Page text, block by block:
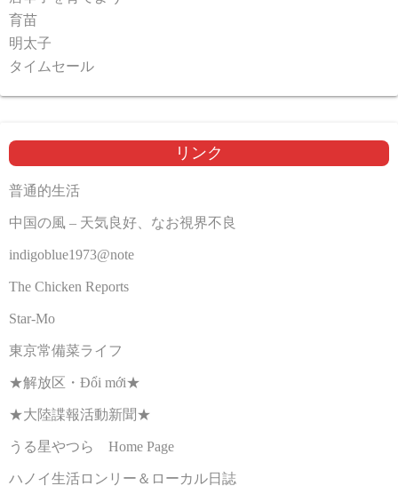
育苗
明太子
タイムセール
リンク
普通的生活
中国の風 – 天気良好、なお視界不良
indigoblue1973@note
The Chicken Reports
Star-Mo
東京常備菜ライフ
★解放区・Đổi mới★
★大陸諜報活動新聞★
うる星やつら Home Page
ハノイ生活ロンリー＆ローカル日誌